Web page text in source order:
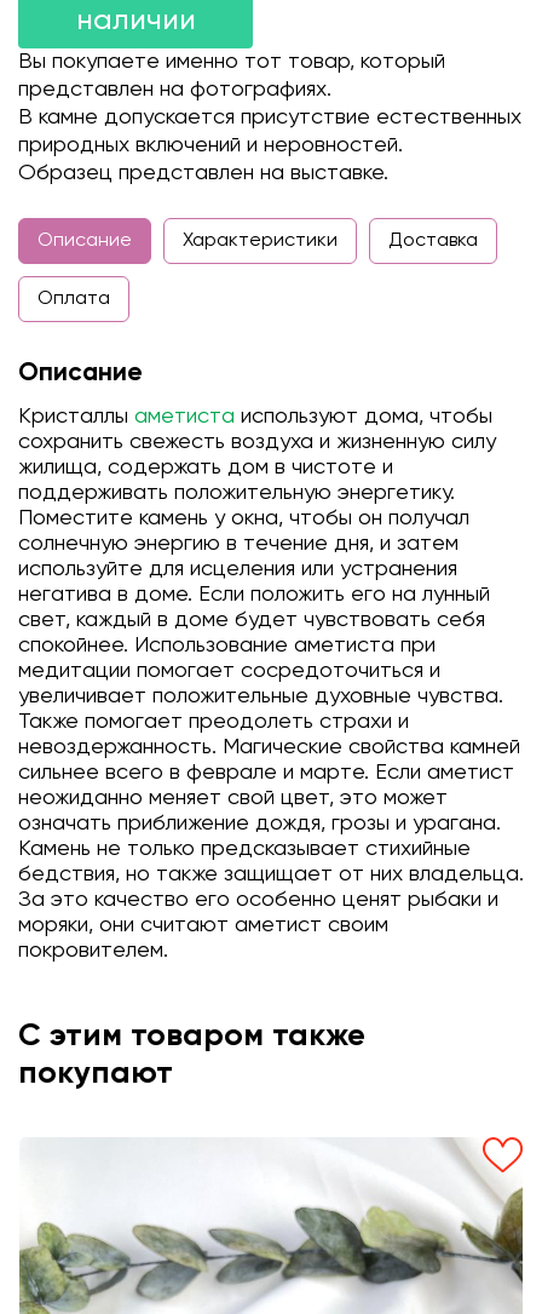
наличии
Вы покупаете именно тот товар, который
представлен на фотографиях.
В камне допускается присутствие естественных
природных включений и неровностей.
Образец представлен на выставке.
Описание Характеристики Доставка
Оплата
Описание
Кристаллы аметиста используют дома, чтобы
сохранить свежесть воздуха и жизненную силу
жилища, содержать дом в чистоте и
поддерживать положительную энергетику.
Поместите камень у окна, чтобы он получал
солнечную энергию в течение дня, и затем
используйте для исцеления или устранения
негатива в доме. Если положить его на лунный
свет, каждый в доме будет чувствовать себя
спокойнее. Использование аметиста при
медитации помогает сосредоточиться и
увеличивает положительные духовные чувства.
Также помогает преодолеть страхи и
невоздержанность. Магические свойства камней
сильнее всего в феврале и марте. Если аметист
неожиданно меняет свой цвет, это может
означать приближение дождя, грозы и урагана.
Камень не только предсказывает стихийные
бедствия, но также защищает от них владельца.
За это качество его особенно ценят рыбаки и
моряки, они считают аметист своим
покровителем.
С этим товаром также
покупают